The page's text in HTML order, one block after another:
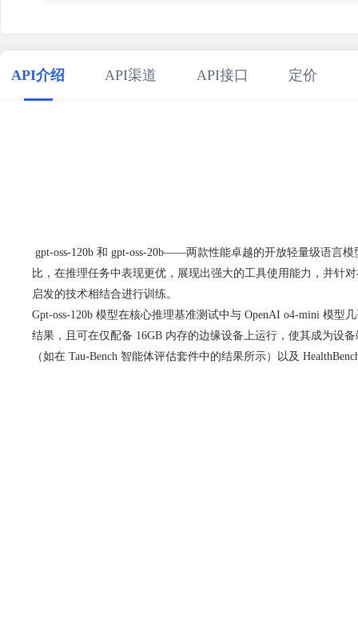
30
32
// 使用示例
()
API介绍 API渠道 API接口 定价
gpt-oss-120b 和 gpt-oss-20b——两款性能卓越的开放轻量级语言
比，在推理任务中表现更优，展现出强大的工具使用能力，并针
启发的技术相结合进行训练。
Gpt-oss-120b 模型在核心推理基准测试中与 OpenAI o4-mini 模型
结果，且可在仅配备 16GB 内存的边缘设备上运行，使其成为设
（如在 Tau-Bench 智能体评估套件中的结果所示）以及